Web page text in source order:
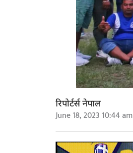
रिपोर्टर्स नेपाल
June 18, 2023 10:44 am